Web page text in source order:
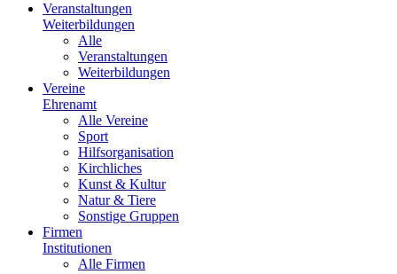
Veranstaltungen
Weiterbildungen
Alle
Veranstaltungen
Weiterbildungen
Vereine
Ehrenamt
Alle Vereine
Sport
Hilfsorganisation
Kirchliches
Kunst & Kultur
Natur & Tiere
Sonstige Gruppen
Firmen
Institutionen
Alle Firmen